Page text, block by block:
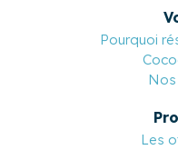
Pourquoi
Les